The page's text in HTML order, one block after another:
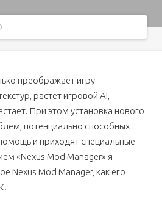
преображает игру
растёт игровой AI,
При этом установка нового
потенциально способных
и приходят специальные
«Nexus Mod Manager» я
Nexus Mod Manager, как его